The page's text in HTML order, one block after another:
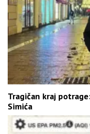
Tragičan kraj
Simića